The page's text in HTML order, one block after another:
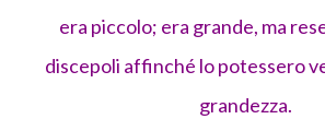
era piccolo; era grande, ma
discepoli affinché lo potessero
grandezza.